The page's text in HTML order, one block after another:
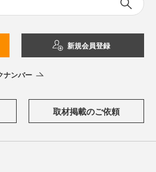
新規会員登録
ナンバー
取材掲載のご依頼